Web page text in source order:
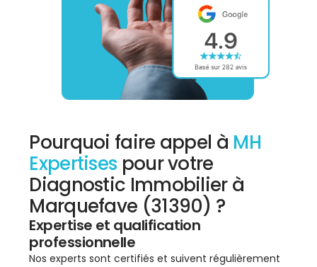
Pourquoi faire appel à MH
Expertises pour votre
Diagnostic Immobilier à
Marquefave (31390) ?
Expertise et qualification
professionnelle
Nos experts sont certifiés et suivent régulièrement